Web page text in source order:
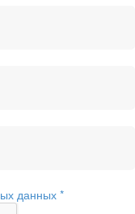
данных *